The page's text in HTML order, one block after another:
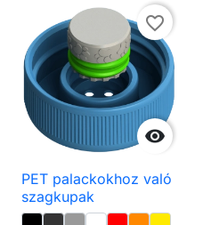

favorite_border
PET palackokhoz való
szagkupak